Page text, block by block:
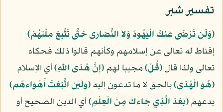
تفسير شبر
﴿وَلَن تَرْضَى عَنكَ الْيَهُودُ وَلاَ النَّصَارَى حَتَّى تَتَّبِعَ مِلَّتَهُمْ﴾
إقناط له تعالى عن إسلامهم وكأنهم قالوا ذلك فحكاه
تعالى ولذا قال﴿قُلْ﴾مجيبا لهم﴿إِنَّ هُدَى اللّهِ﴾أي الإسلام
﴿هُوَ الْهُدَى﴾بالحق لا ما تدعون إليه﴿وَلَئِنِ اتَّبَعْتَ أَهْوَاءهُم﴾
بدعهم﴿بَعْدَ الَّذِي جَاءكَ مِنَ الْعِلْمِ﴾أي الدين الصحيح أو